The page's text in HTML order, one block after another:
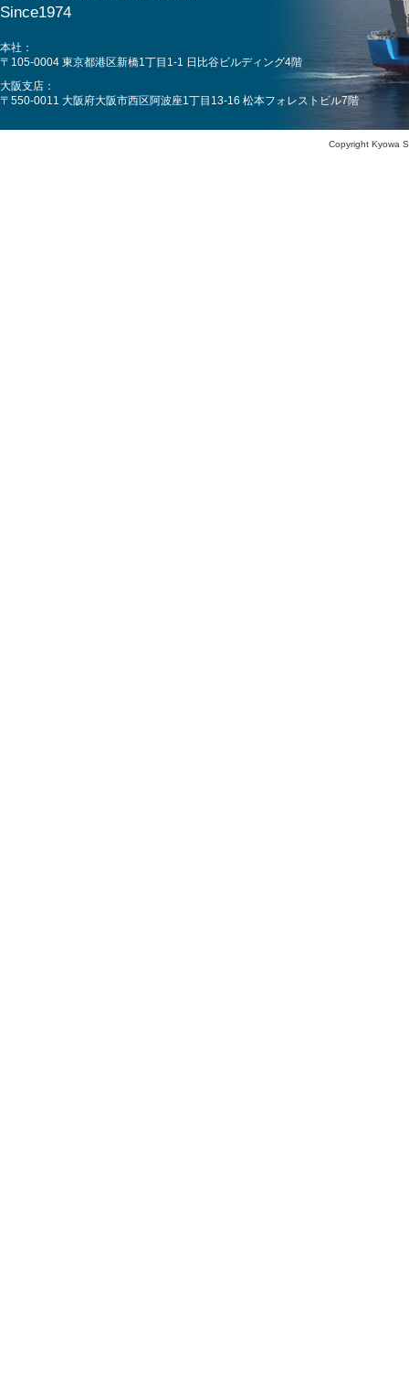
Since1974
本社：
〒105-0004 東京都港区新橋1丁目1-1 日比谷ビルディング4階
大阪支店：
〒550-0011 大阪府大阪市西区阿波座1丁目13-16 松本フォレストビル7階
Copyright Kyowa